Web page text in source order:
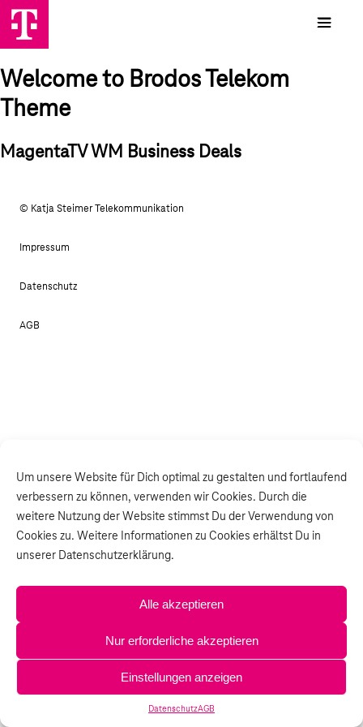
Um unsere Website für Dich optimal zu gestalten und fortlaufend
verbessern zu können, verwenden wir Cookies. Durch die
weitere Nutzung der Website stimmst Du der Verwendung von
Cookies zu. Weitere Informationen zu Cookies erhältst Du in
unserer Datenschutzerklärung.
Alle akzeptieren
Nur erforderliche akzeptieren
Einstellungen anzeigen
DatenschutzAGB
Welcome to Brodos Telekom
Theme
MagentaTV WM Business Deals
© Katja Steimer Telekommunikation
Impressum
Datenschutz
AGB